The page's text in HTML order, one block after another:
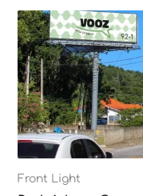
Front Light